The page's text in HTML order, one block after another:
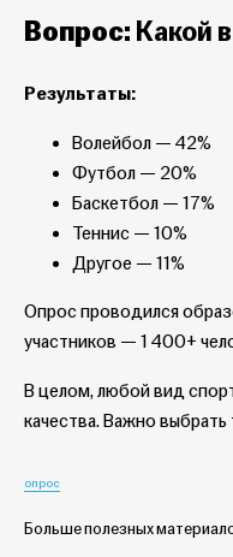
Вопрос: Какой
Результаты:
Волейбол — 42%
Футбол — 20%
Баскетбол — 17%
Теннис — 10%
Другое — 11%
Опрос проводился
участников — 1 400+
В целом, любой вид
качества. Важно
опрос
Больше полезных